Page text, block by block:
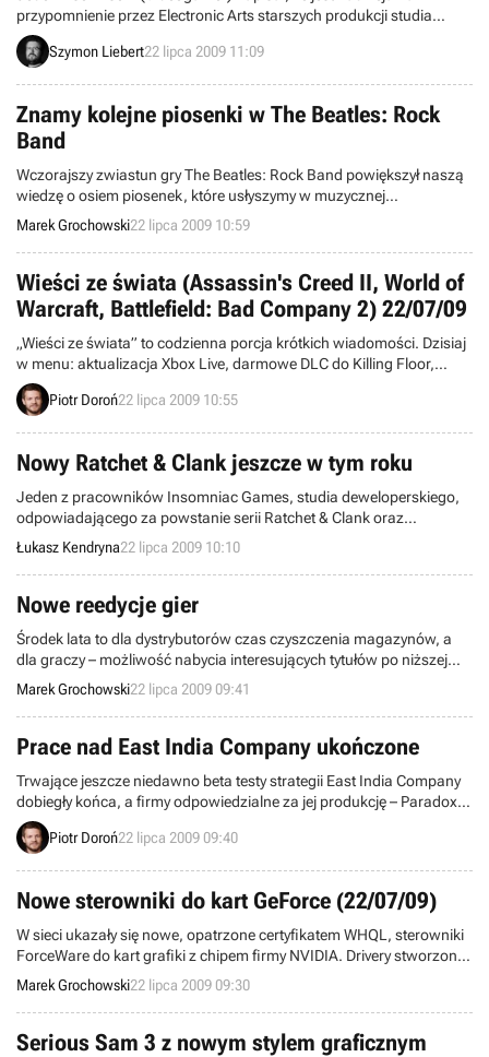
przypomnienie przez Electronic Arts starszych produkcji studia
Bullfrog, założonego między innymi przez Petera Molyneux. Taki
wniosek wysunięto po rozmowie z szefem EA Bright Light. Harvery
marek.
Szymon Liebert22 lipca 2009 11:09
Znamy kolejne piosenki w The Beatles: Rock
Band
Wczorajszy zwiastun gry The Beatles: Rock Band powiększył naszą
wiedzę o osiem piosenek, które usłyszymy w muzycznej
zręcznościówce Harmonix. Idąc za ciosem, producenci tytułu
ujawnili nazwy kolejnych spośród 45 utworów, w jakich dane nam
będzie naśladować legendarną czwórką z Liverpoolu. Tym razem
autorzy dopisali także miejsca, gdzie będziemy występować.
Marek Grochowski22 lipca 2009 10:59
Wieści ze świata (Assassin's Creed II, World of
Warcraft, Battlefield: Bad Company 2) 22/07/09
„Wieści ze świata” to codzienna porcja krótkich wiadomości. Dzisiaj
w menu: aktualizacja Xbox Live, darmowe DLC do Killing Floor,
zapowiedź filmów promujących Assassin’s Creed II, współtwórca
Diablo dołącza do ekipy odpowiedzialnej za MMO w uniwersum
Piotr Doroń22 lipca 2009 10:55
Nowy Ratchet & Clank jeszcze w tym roku
Jeden z pracowników Insomniac Games, studia deweloperskiego,
odpowiadającego za powstanie serii Ratchet & Clank oraz
Resistance, udzielił informacji, z której jasno wynika, iż premiera
nadchodzącego exclusive’a na PlayStation 3, Ratchet & Clank: A
Crack in Time, ukaże się w zakładanym wcześniej terminie, tj. w
czwartym kwartale bieżącego roku.
Łukasz Kendryna22 lipca 2009 10:10
Nowe reedycje gier
Środek lata to dla dystrybutorów czas czyszczenia magazynów, a
dla graczy – możliwość nabycia interesujących tytułów po niższej
cenie. W związku z faktem, że jeszcze w tym tygodniu na rynku
ukaże się kilka gier w reedycjach, postanowiliśmy zainaugurować
cykl wiadomości, z których będziecie mogli dowiedzieć się o
aktualnych wydarzeniach w tanich seriach.
Marek Grochowski22 lipca 2009 09:41
Prace nad East India Company ukończone
Trwające jeszcze niedawno beta testy strategii East India Company
dobiegły końca, a firmy odpowiedzialne za jej produkcję – Paradox
Interactive oraz Nitro Games - zdołały już nanieść wszystkie
poprawki i usunąć napotkane błędy. Deweloping gry został
Piotr Doroń22 lipca 2009 09:40
Nowe sterowniki do kart GeForce (22/07/09)
W sieci ukazały się nowe, opatrzone certyfikatem WHQL, sterowniki
ForceWare do kart grafiki z chipem firmy NVIDIA. Drivery stworzono
z myślą o GeForce’ach serii 6, 7, 8, 9, 100, 200 oraz platformie ION i
wyposażono w zestaw poprawek i kilka nowych, przydatnych
funkcji, a całość oznaczono numerem 190.38.
Marek Grochowski22 lipca 2009 09:30
Serious Sam 3 z nowym stylem graficznym